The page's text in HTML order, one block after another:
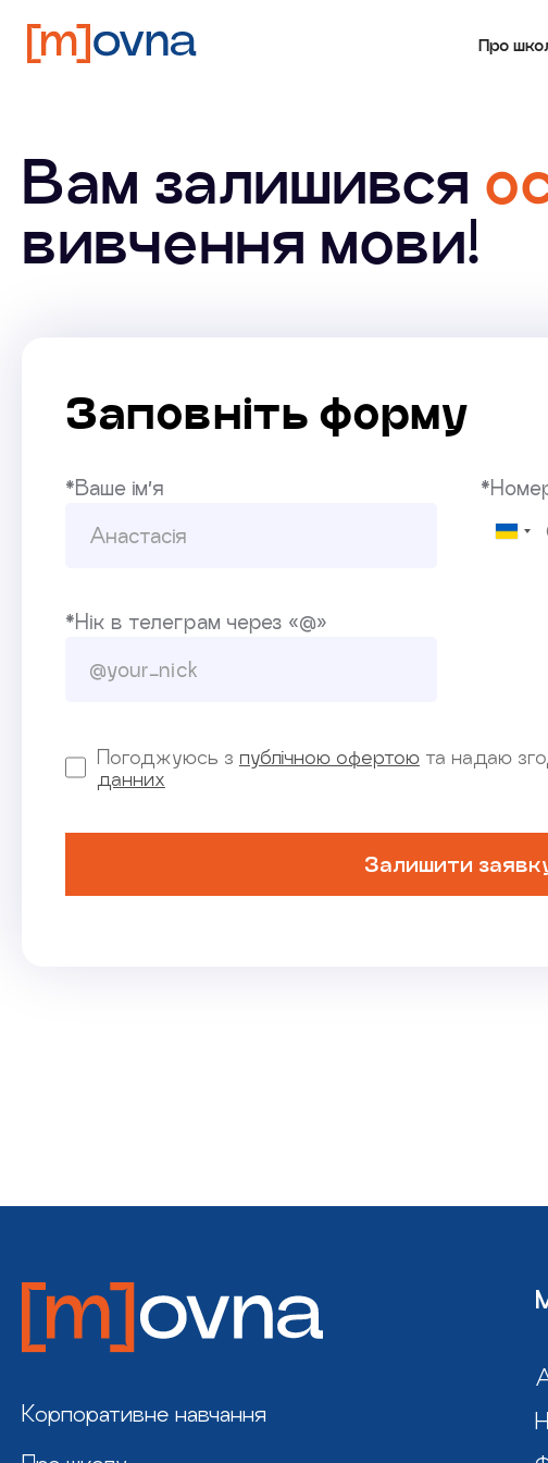
Про
Вам залишився
вивчення мови!
Заповніть форму
*Ваше ім’я
*Нік в телеграм через «@»
Погоджуюсь з публічною офертоюта надаю
данних
Корпоративне навчання